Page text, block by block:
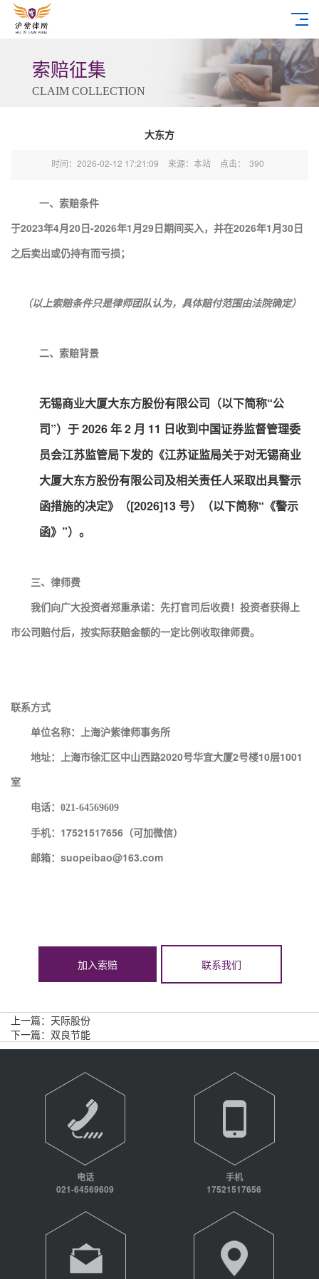
索赔征集
CLAIM COLLECTION
大东方
时间：2026-02-12 17:21:09 来源：本站 点击： 390
一、索赔条件
于2023年4月20日-2026年1月29日期间买入，并在2026年1月30日
之后卖出或仍持有而亏损；
（以上索赔条件只是律师团队认为，具体赔付范围由法院确定）
二、索赔背景
无锡商业大厦大东方股份有限公司（以下简称“公
司”）于 2026 年 2 月 11 日收到中国证券监督管理委
员会江苏监管局下发的《江苏证监局关于对无锡商业
大厦大东方股份有限公司及相关责任人采取出具警示
函措施的决定》（[2026]13 号）（以下简称“《警示
函》”） 。
三、律师费
我们向广大投资者郑重承诺：先打官司后收费！投资者获得上
市公司赔付后，按实际获赔金额的一定比例收取律师费。
联系方式
单位名称：上海沪紫律师事务所
地址：上海市徐汇区中山西路2020号华宜大厦2号楼10层1001
室
电话： 021-64569609
手机：17521517656（可加微信）
邮箱：suopeibao@163.com
加入索赔 联系我们
上一篇： 天际股份
下一篇： 双良节能
电话
021-64569609
手机
17521517656